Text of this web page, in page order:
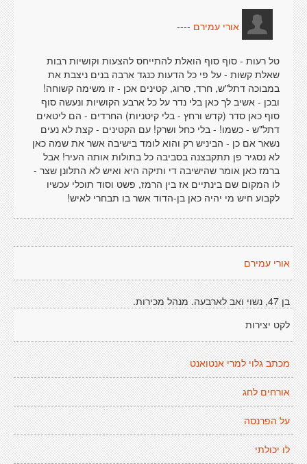
אורי עמירם ----
טל רעות - סוף סוף הואלת להתייחס להצעות וקושיות רבות
שאלת קשות - על פי כל הדעות כנגד ארבה בנים ניצבת את
במבוכה דתל"ש, חרד, סרוג, קטינים אכן - זו משימה קשוחה!
ובכן - אשיב לך כאן בלי נדר על כל ארבע הקושיות ונעשה סוף
סוף כאן סדר (קדש ורחץ - בלי קיטניות) החרדים - הם ליטאים
דתל"ש - כשמו! - בלי כחל ושרק! עם הקטינים - קצת לא נעים
נשאר אם כן - הביניש רק והוא לומד בישיבה אשר את שמה כאן
לא נסגיר פן תתקבצנה בסביבה כל בתולות אותה העיר! אבל
ברמז כאן אומר שהישיבה די ותיקה היא ואיש לא התלונן שצר -
לו המקום שם בינתיים אז בין הרמז, פשט וסוד תוכלי עכשיו
לקבוע חיש מי יהיה כאן בן-הדוד אשר בו תבחרי לאיש!
אורי עמירם
בן 47, נשוי ואב לארבעה. מנהל מכירות.
לקט יצירות
מכתב גלוי למרי אנטואנט
אורחים לחג
על הפרנסה
לו יכולתי